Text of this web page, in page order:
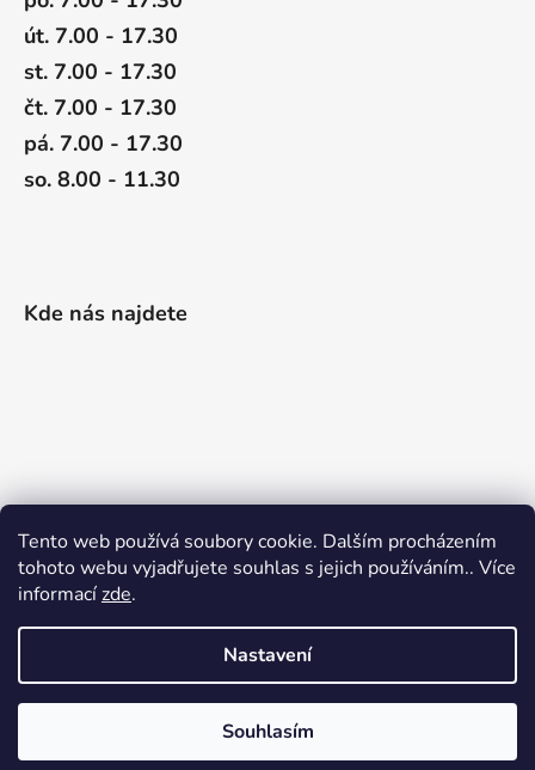
Tento web používá soubory cookie. Dalším procházením
tohoto webu vyjadřujete souhlas s jejich používáním.. Více
informacízde.
Nastavení
Souhlasím
út. 7.00 - 17.30
st. 7.00 - 17.30
čt. 7.00 - 17.30
pá. 7.00 - 17.30
so. 8.00 - 11.30
Kde nás najdete
Vytvořil Shoptet|Realizoval Appgrade
Železářství Keller
vyhrazena.